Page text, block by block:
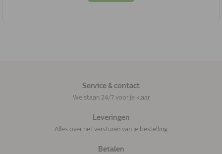
Service & contact
We staan 24/7 voor je klaar
Leveringen
Alles over het versturen van je bestelling
Betalen